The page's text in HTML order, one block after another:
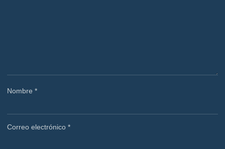
Nombre*
Correo electrónico*